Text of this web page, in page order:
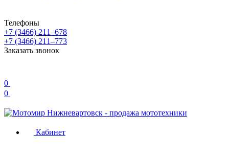
Телефоны
+7 (3466) 211‒678
+7 (3466) 211‒773
Заказать звонок
0
0
Кабинет